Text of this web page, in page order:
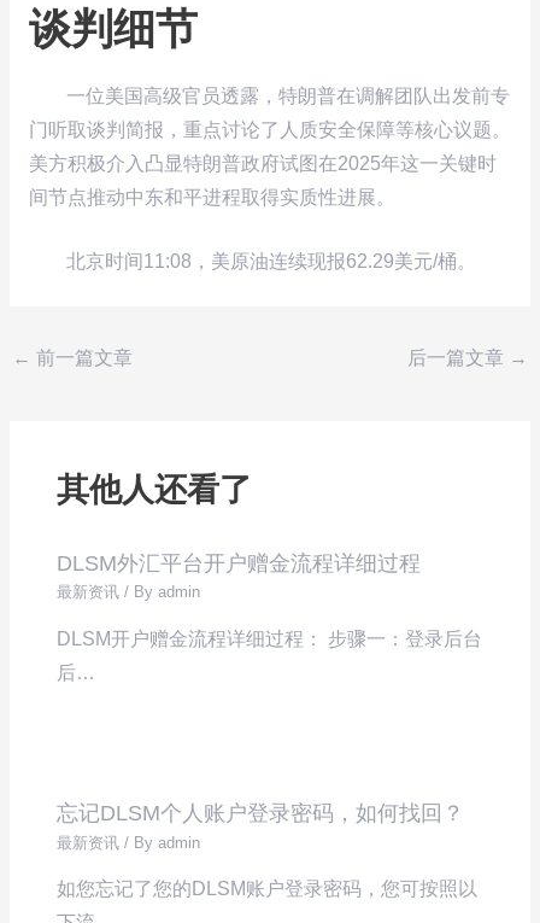
谈判细节
一位美国高级官员透露，特朗普在调解团队出发前专
门听取谈判简报，重点讨论了人质安全保障等核心议题。
美方积极介入凸显特朗普政府试图在2025年这一关键时
间节点推动中东和平进程取得实质性进展。
北京时间11:08，美原油连续现报62.29美元/桶。
← 前一篇文章 后一篇文章 →
其他人还看了
DLSM外汇平台开户赠金流程详细过程
最新资讯 / Byadmin
DLSM开户赠金流程详细过程： 步骤一：登录后台
后…
忘记DLSM个人账户登录密码，如何找回？
最新资讯 / Byadmin
如您忘记了您的DLSM账户登录密码，您可按照以